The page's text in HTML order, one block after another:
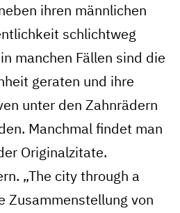
ihren männlichen
schlichtweg
manchen Fällen sind die
geraten und ihre
unter den Zahnrädern
Manchmal findet man
Originalzitate.
„The city through a
Zusammenstellung von